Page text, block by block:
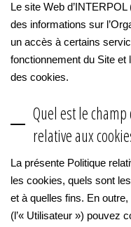
Le site Web
des informations sur
un accès à certains
fonctionnement du Site et
des cookies.
Quel est le
relative aux
La présente Politique
les cookies, quels sont
et à quelles fins. En
(l’« Utilisateur ») pouvez